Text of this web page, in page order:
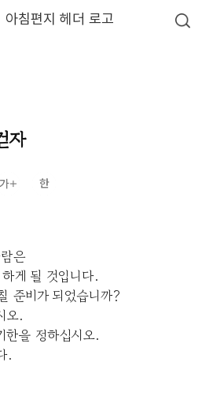
자
은
게 될 것입니다.
준비가 되었습니까?
오.
한을 정하십시오.
.